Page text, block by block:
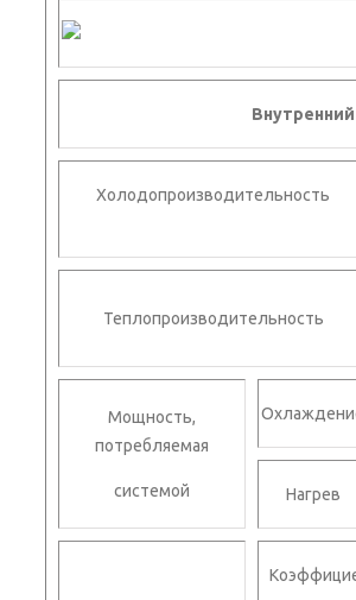
Холодопроизводительность
Теплопроизводительность
Мощность,
потребляемая
системой Нагрев